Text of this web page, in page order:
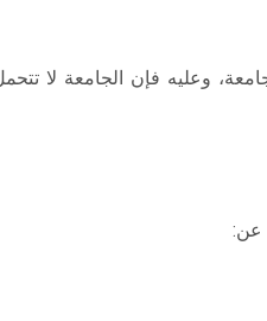
وعليه فإن الجامعة
عن: